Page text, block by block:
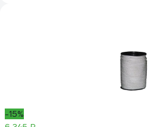
-15%